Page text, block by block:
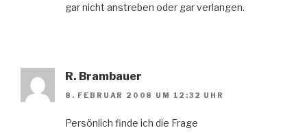
gar nicht anstreben oder gar verlangen.
R. Brambauer
8. FEBRUAR 2008 UM 12:32 UHR
Persönlich finde ich die Frage